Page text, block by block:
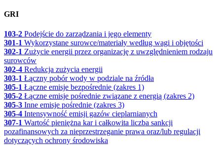
GRI
103-2 Podejście do zarządzania i jego elementy
301-1 Wykorzystane surowce/materiały według wagi i objętości
302-1 Zużycie energii przez organizację z uwzględnieniem rodzaju
surowców
302-4 Redukcja zużycia energii
303-1 Łączny pobór wody w podziale na źródła
305-1 Łączne emisje bezpośrednie (zakres 1)
305-2 Łączne emisje pośrednie związane z energią (zakres 2)
305-3 Inne emisje pośrednie (zakres 3)
305-4 Intensywność emisji gazów cieplarnianych
307-1 Wartość pieniężna kar i całkowita liczba sankcji
pozafinansowych za nieprzestrzeganie prawa oraz/lub regulacji
dotyczących ochrony środowiska